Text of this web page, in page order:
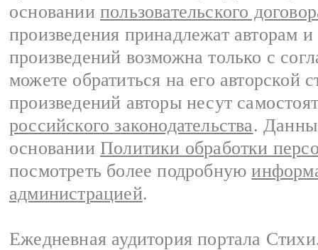
основании пользовательского
произведения принадлежат авторам
произведений возможна только с
можете обратиться на его авторской
произведений авторы несут
российского законодательства.
основании Политики обработки
посмотреть более подробную
администрацией.
Ежедневная аудитория портала